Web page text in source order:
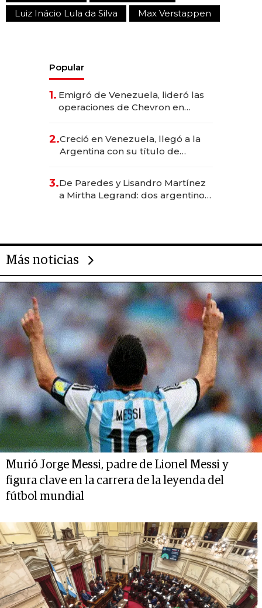
Luiz Inácio Lula da Silva
Max Verstappen
Popular
1. Emigró de Venezuela, lideró las
operaciones de Chevron en
2.Creció en Venezuela, llegó a la
Argentina con su título de
las marcas "fast premium"
3.De Paredes y Lisandro Martínez
a Mirtha Legrand: dos argentinos
Más noticias
Murió Jorge Messi, padre de Lionel Messi y
figura clave en la carrera de la leyenda del
fútbol mundial